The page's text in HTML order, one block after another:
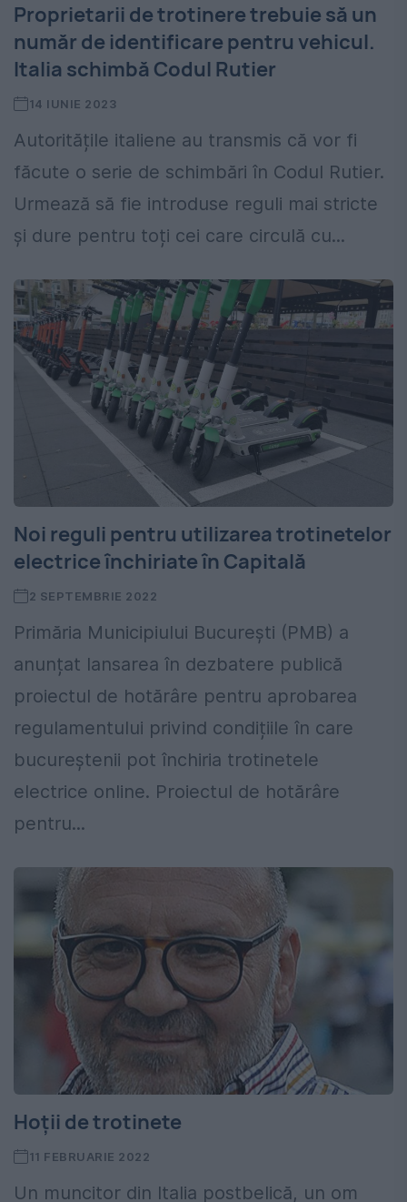
Proprietarii de trotinere trebuie să un
număr de identificare pentru vehicul.
Italia schimbă Codul Rutier
14 IUNIE 2023
Autoritățile italiene au transmis că vor fi
făcute o serie de schimbări în Codul Rutier.
Urmează să fie introduse reguli mai stricte
și dure pentru toți cei care circulă cu...
Noi reguli pentru utilizarea trotinetelor
electrice închiriate în Capitală
2 SEPTEMBRIE 2022
Primăria Municipiului București (PMB) a
anunțat lansarea în dezbatere publică
proiectul de hotărâre pentru aprobarea
regulamentului privind condițiile în care
bucureștenii pot închiria trotinetele
electrice online. Proiectul de hotărâre
pentru...
Hoții de trotinete
11 FEBRUARIE 2022
Un muncitor din Italia postbelică, un om